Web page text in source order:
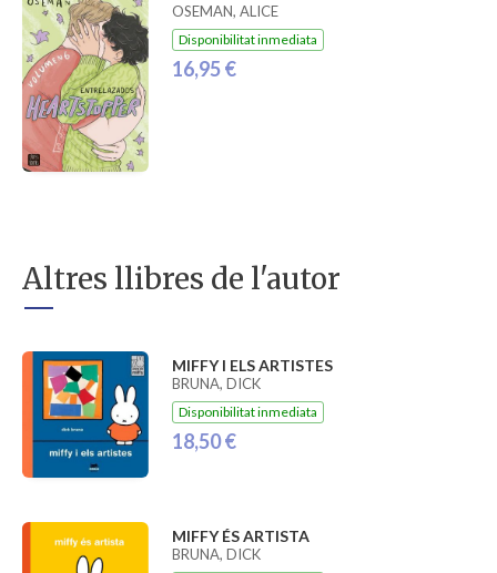
OSEMAN, ALICE
Disponibilitat inmediata
16,95 €
Altres llibres de l'autor
MIFFY I ELS ARTISTES
BRUNA, DICK
Disponibilitat inmediata
18,50 €
MIFFY ÉS ARTISTA
BRUNA, DICK